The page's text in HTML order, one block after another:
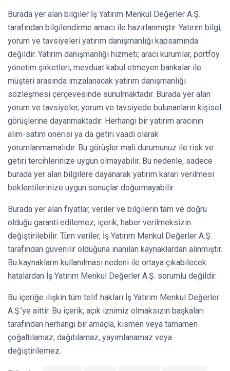
Burada yer alan bilgiler İş Yatırım Menkul Değerler A.Ş.
tarafından bilgilendirme amacı ile hazırlanmıştır. Yatırım bilgi,
yorum ve tavsiyeleri yatırım danışmanlığı kapsamında
değildir. Yatırım danışmanlığı hizmeti; aracı kurumlar, portföy
yönetim şirketleri, mevduat kabul etmeyen bankalar ile
müşteri arasında imzalanacak yatırım danışmanlığı
sözleşmesi çerçevesinde sunulmaktadır. Burada yer alan
yorum ve tavsiyeler, yorum ve tavsiyede bulunanların kişisel
görüşlerine dayanmaktadır. Herhangi bir yatırım aracının
alım-satım önerisi ya da getiri vaadi olarak
yorumlanmamalıdır. Bu görüşler mali durumunuz ile risk ve
getiri tercihlerinize uygun olmayabilir. Bu nedenle, sadece
burada yer alan bilgilere dayanarak yatırım kararı verilmesi
beklentilerinize uygun sonuçlar doğurmayabilir.
Burada yer alan fiyatlar, veriler ve bilgilerin tam ve doğru
olduğu garanti edilemez; içerik, haber verilmeksizin
değiştirilebilir. Tüm veriler, İş Yatırım Menkul Değerler A.Ş.
tarafından güvenilir olduğuna inanılan kaynaklardan alınmıştır.
Bu kaynakların kullanılması nedeni ile ortaya çıkabilecek
hatalardan İş Yatırım Menkul Değerler A.Ş. sorumlu değildir.
Bu içeriğe ilişkin tüm telif hakları İş Yatırım Menkul Değerler
A.Ş.’ye aittir. Bu içerik, açık iznimiz olmaksızın başkaları
tarafından herhangi bir amaçla, kısmen veya tamamen
çoğaltılamaz, dağıtılamaz, yayımlanamaz veya
değiştirilemez.